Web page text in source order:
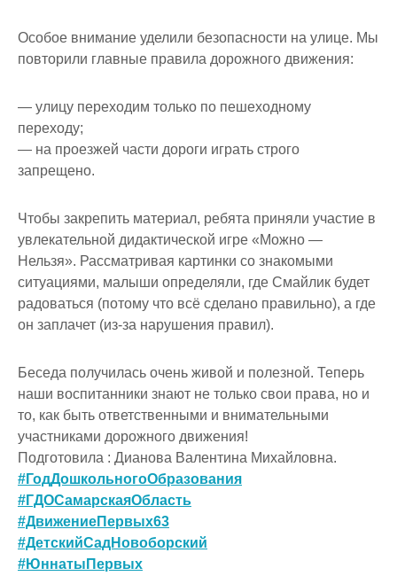
Особое внимание уделили безопасности на улице. Мы
повторили главные правила дорожного движения:
— улицу переходим только по пешеходному
переходу;
— на проезжей части дороги играть строго
запрещено.
Чтобы закрепить материал, ребята приняли участие в
увлекательной дидактической игре «Можно —
Нельзя». Рассматривая картинки со знакомыми
ситуациями, малыши определяли, где Смайлик будет
радоваться (потому что всё сделано правильно), а где
он заплачет (из-за нарушения правил).
Беседа получилась очень живой и полезной. Теперь
наши воспитанники знают не только свои права, но и
то, как быть ответственными и внимательными
участниками дорожного движения!
Подготовила : Дианова Валентина Михайловна.
#ГодДошкольногоОбразования
#ГДОСамарскаяОбласть
#ДвижениеПервых63
#ДетскийСадНовоборский
#ЮннатыПервых